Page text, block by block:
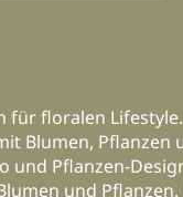
floralen Lifestyle.
Blumen, Pflanzen
und Pflanzen-
und